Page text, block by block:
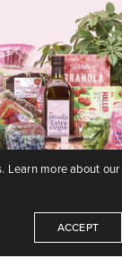
Learn more about
ACCEPT